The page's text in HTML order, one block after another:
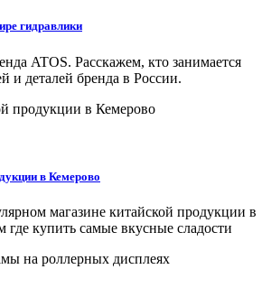
гидравлики
ATOS. Расскажем, кто занимается
и деталей бренда в России.
в Кемерово
магазине китайской продукции в
где купить самые вкусные сладости